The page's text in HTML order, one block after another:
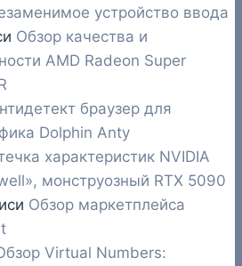
устройство ввода
Обзор качества и
AMD Radeon Super
браузер для
Dolphin Anty
характеристик NVIDIA
монструозный RTX 5090
Обзор маркетплейса
Virtual Numbers: